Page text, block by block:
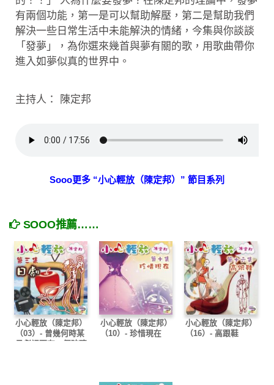
有兩個功能，第一是可以幫助解壓，第二是幫助我們
解決一些日常生活中未能解決的情緒，今集與你談談
「發夢」，為你選來幾首與夢有關的歌，用歌曲帶你
進入如夢似真的世界中。
主持人： 陳定邦
Sooo更多 “小心輕放（陳定邦）” 節目系列
SOOO推薦……
小心輕放（陳定邦）
（03）- 曾幾何時某
日劇裡面有一個玻璃
小心輕放（陳定邦）
（10）- 珍惜現在
小心輕放（陳定邦）
（16）- 高跟鞋